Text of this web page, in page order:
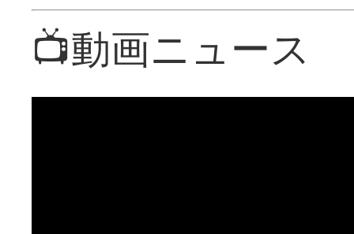
📺動画ニュース